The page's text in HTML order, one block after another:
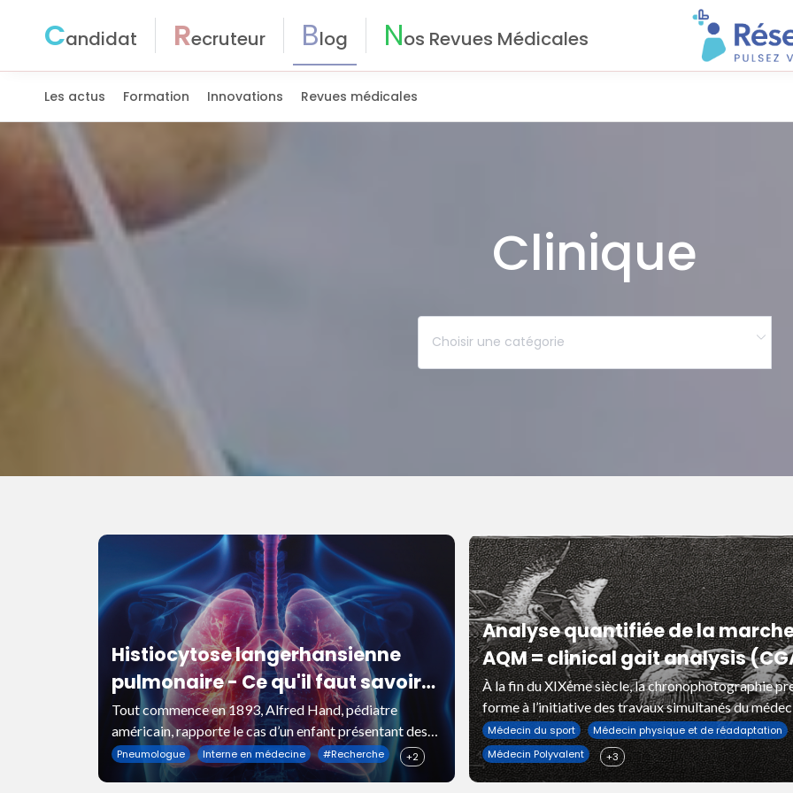
Candidat Recruteur Blog Nos Revues Médicales
Les actus Formation Innovations Revues médicales
Clinique
Histiocytose langerhansienne
pulmonaire - Ce qu'il faut savoir
quand on rencontre un patient
pour la première fois
Tout commence en 1893, Alfred Hand, pédiatre
américain, rapporte le cas d’un enfant présentant des
lésions osseuses multiples associées à un diabète
insipide.
Pneumologue Interne en médecine #Recherche +2
Analyse quantifiée de la
AQM = clinical gait analysis
À la fin du XIXème siècle, la chronophotographie
forme à l’initiative des travaux simultanés du
physiologiste français Etienne-Jules Marey et ceux
son contemporain anglais Ed
Médecin du sport
Médecin physique et de réadaptation
Médecin Polyvalent
+3